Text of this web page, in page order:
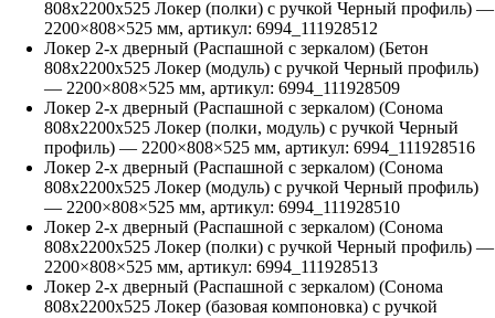
808х2200х525 Локер (полки) с ручкой Черный профиль) —
2200×808×525 мм, артикул: 6994_111928512
Локер 2-х дверный (Распашной с зеркалом) (Бетон
808х2200х525 Локер (модуль) с ручкой Черный профиль)
— 2200×808×525 мм, артикул: 6994_111928509
Локер 2-х дверный (Распашной с зеркалом) (Сонома
808х2200х525 Локер (полки, модуль) с ручкой Черный
профиль) — 2200×808×525 мм, артикул: 6994_111928516
Локер 2-х дверный (Распашной с зеркалом) (Сонома
808х2200х525 Локер (модуль) с ручкой Черный профиль)
— 2200×808×525 мм, артикул: 6994_111928510
Локер 2-х дверный (Распашной с зеркалом) (Сонома
808х2200х525 Локер (полки) с ручкой Черный профиль) —
2200×808×525 мм, артикул: 6994_111928513
Локер 2-х дверный (Распашной с зеркалом) (Сонома
808х2200х525 Локер (базовая компоновка) с ручкой